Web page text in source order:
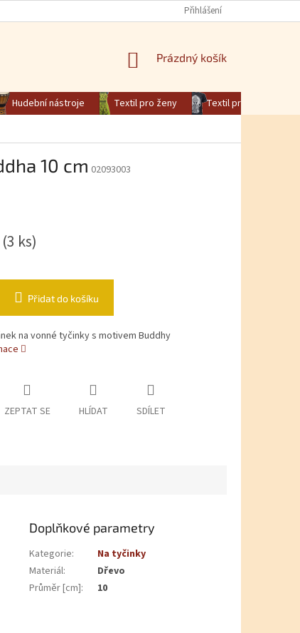
Přihlášení
NÁKUPNÍ KOŠÍK
Prázdný košík
Hudební nástroje Textil pro ženy
Textil pro muže
10 cm 02093003
(3 ks)
Přidat do košíku
na vonné tyčinky s motivem Buddhy
ZEPTAT SE HLÍDAT SDÍLET
Doplňkové parametry
Kategorie:
Na tyčinky
Materiál:
Dřevo
Průměr [cm]: 10